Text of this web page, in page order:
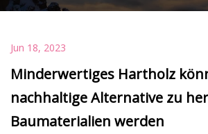
Jun 18, 2023
Minderwertiges Hartholz
nachhaltige Alternative zu
Baumaterialien werden